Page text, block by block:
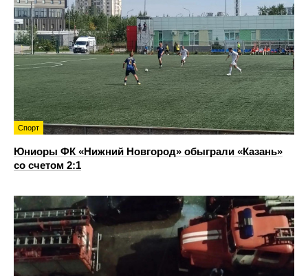
Спорт
Юниоры ФК «Нижний Новгород» обыграли «Казань»
со счетом 2:1